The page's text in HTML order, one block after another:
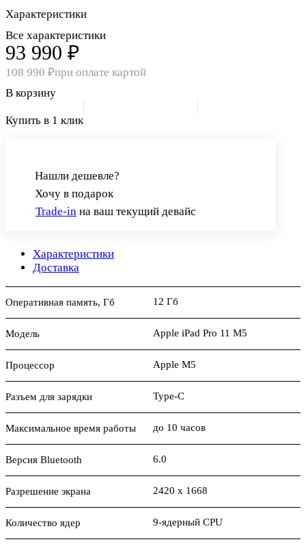
Характеристики
Все характеристики
93 990 ₽
108 990 ₽при оплате картой
В корзину
Купить в 1 клик
Нашли дешевле?
Хочу в подарок
Trade-in на ваш текущий девайс
Характеристики
Доставка
Оперативная память, Гб 12 Гб
Модель Apple iPad Pro 11 M5
Процессор Apple M5
Разъем для зарядки Type-C
Максимальное время работы до 10 часов
Версия Bluetooth 6.0
Разрешение экрана 2420 x 1668
Количество ядер 9-ядерный CPU